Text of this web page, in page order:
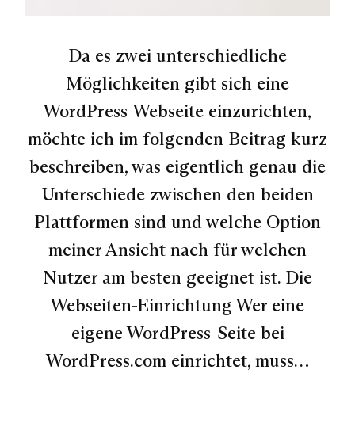
Da es zwei unterschiedliche
Möglichkeiten gibt sich eine
WordPress-Webseite einzurichten,
möchte ich im folgenden Beitrag kurz
beschreiben, was eigentlich genau die
Unterschiede zwischen den beiden
Plattformen sind und welche Option
meiner Ansicht nach für welchen
Nutzer am besten geeignet ist. Die
Webseiten-Einrichtung Wer eine
eigene WordPress-Seite bei
WordPress.com einrichtet, muss…